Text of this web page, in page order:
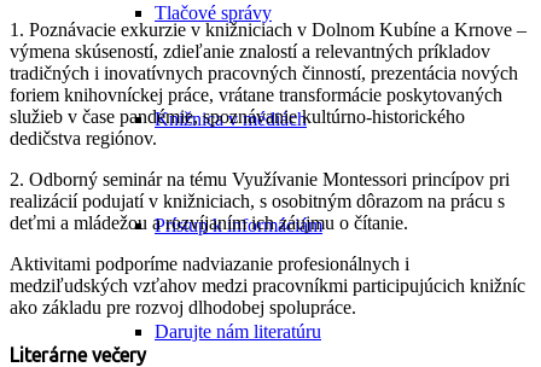
Tlačové správy
Knižnica v médiách
Prístup k informáciám
Darujte nám literatúru
1. Poznávacie exkurzie v knižniciach v Dolnom Kubíne a Krnove –
výmena skúseností, zdieľanie znalostí a relevantných príkladov
tradičných i inovatívnych pracovných činností, prezentácia nových
foriem knihovníckej práce, vrátane transformácie poskytovaných
služieb v čase pandémie, spoznávanie kultúrno-historického
dedičstva regiónov.
2. Odborný seminár na tému Využívanie Montessori princípov pri
realizácií podujatí v knižniciach, s osobitným dôrazom na prácu s
deťmi a mládežou a rozvíjaním ich záujmu o čítanie.
Aktivitami podporíme nadviazanie profesionálnych i
medziľudských vzťahov medzi pracovníkmi participujúcich knižníc
ako základu pre rozvoj dlhodobej spolupráce.
Literárne večery